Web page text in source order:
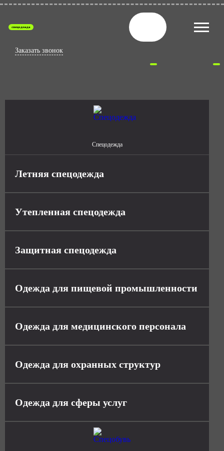
спецодежда
Заказать звонок
Спецодежда
Летняя спецодежда
Утепленная спецодежда
Защитная спецодежда
Одежда для пищевой промышленности
Одежда для медицинского персонала
Одежда для охранных структур
Одежда для сферы услуг